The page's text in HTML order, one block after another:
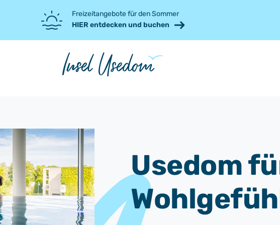
Freizeitangebote für den Sommer
HIER entdecken und buchen
Usedom